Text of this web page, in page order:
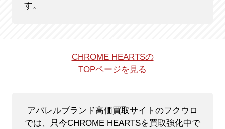
す。
CHROME HEARTSの
TOPページを見る
アパレルブランド高価買取サイトのフクウロ
では、只今CHROME HEARTSを買取強化中で